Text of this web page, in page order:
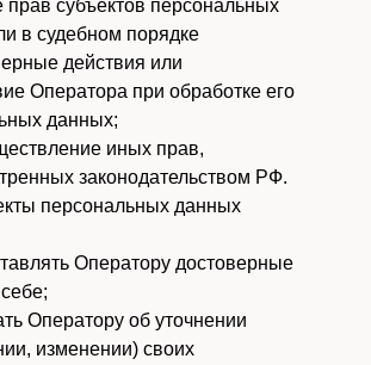
прав субъектов персональных
в судебном порядке
действия или
Оператора при обработке его
данных;
иных прав,
законодательством РФ.
персональных данных
Оператору достоверные
Оператору об уточнении
изменении) своих